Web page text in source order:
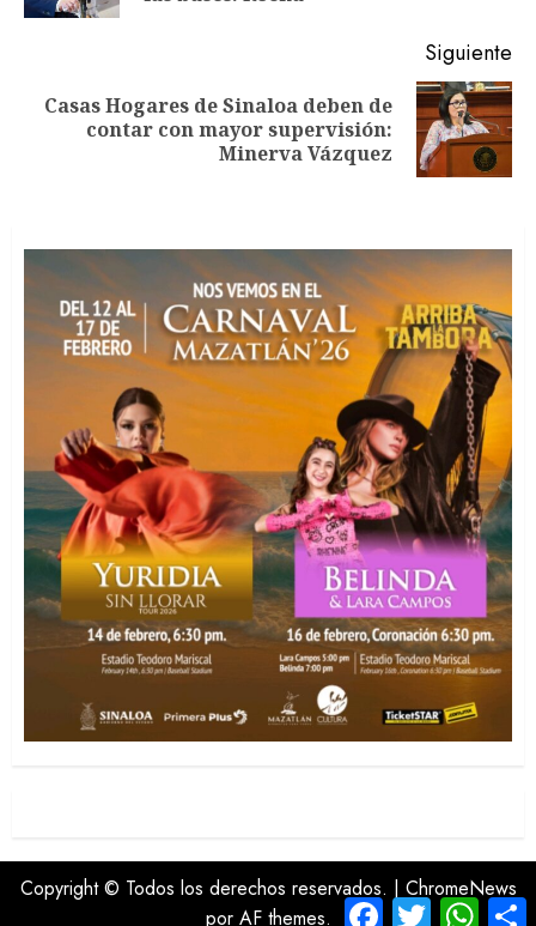
Siguiente
Siguiente
Casas Hogares de Sinaloa deben de
contar con mayor supervisión:
Minerva Vázquez
Copyright © Todos los derechos reservados. | ChromeNews
por AF themes.
Facebook
Twitter